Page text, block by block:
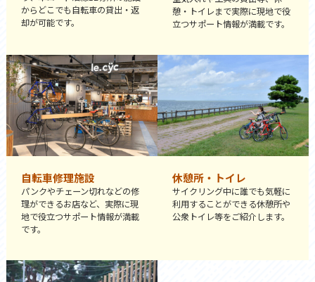
からどこでも自転車の貸出・返
却が可能です。
憩・トイレまで実際に現地で役
立つサポート情報が満載です。
自転車修理施設
パンクやチェーン切れなどの修
理ができるお店など、実際に現
地で役立つサポート情報が満載
です。
休憩所・トイレ
サイクリング中に誰でも気軽に
利用することができる休憩所や
公衆トイレ等をご紹介します。